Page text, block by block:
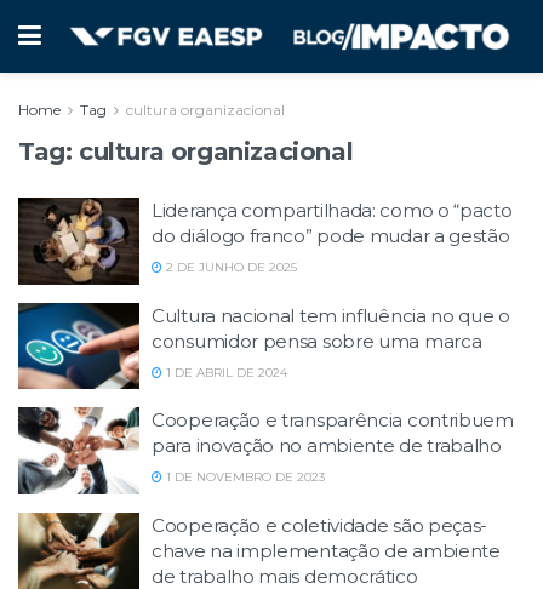
Home Tag cultura organizacional
Tag: cultura organizacional
Liderança compartilhada: como o “pacto
do diálogo franco” pode mudar a gestão
2 DE JUNHO DE 2025
Cultura nacional tem influência no que o
consumidor pensa sobre uma marca
1 DE ABRIL DE 2024
Cooperação e transparência contribuem
para inovação no ambiente de trabalho
1 DE NOVEMBRO DE 2023
Cooperação e coletividade são peças-
chave na implementação de ambiente
de trabalho mais democrático